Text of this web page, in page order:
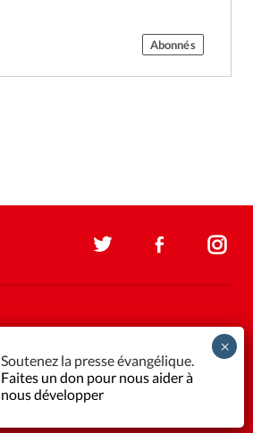
Abonnés
Soutenez la presse évangélique.
Faites un don pour nous aider à
nous développer